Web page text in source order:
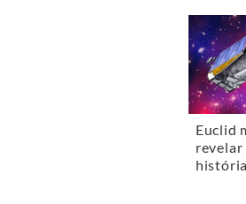
Euclid
revelar